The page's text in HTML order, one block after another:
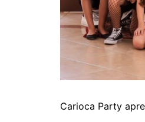
Carioca Party